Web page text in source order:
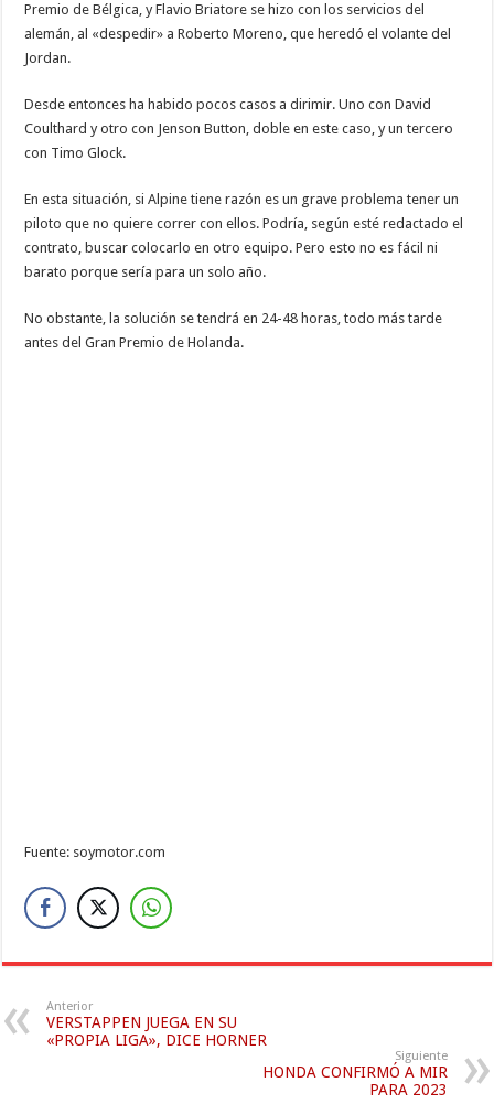
Premio de Bélgica, y Flavio Briatore se hizo con los servicios del
alemán, al «despedir» a Roberto Moreno, que heredó el volante del
Jordan.
Desde entonces ha habido pocos casos a dirimir. Uno con David
Coulthard y otro con Jenson Button, doble en este caso, y un tercero
con Timo Glock.
En esta situación, si Alpine tiene razón es un grave problema tener un
piloto que no quiere correr con ellos. Podría, según esté redactado el
contrato, buscar colocarlo en otro equipo. Pero esto no es fácil ni
barato porque sería para un solo año.
No obstante, la solución se tendrá en 24-48 horas, todo más tarde
antes del Gran Premio de Holanda.
Fuente: soymotor.com
Anterior
VERSTAPPEN JUEGA EN SU
«PROPIA LIGA», DICE HORNER
Siguiente
HONDA CONFIRMÓ A MIR
PARA 2023